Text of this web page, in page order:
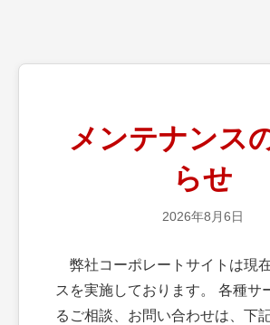
メンテナンス
らせ
2026年8月6日
弊社コーポレートサイトは現
スを実施しております。 各種サ
るご相談、お問い合わせは、下